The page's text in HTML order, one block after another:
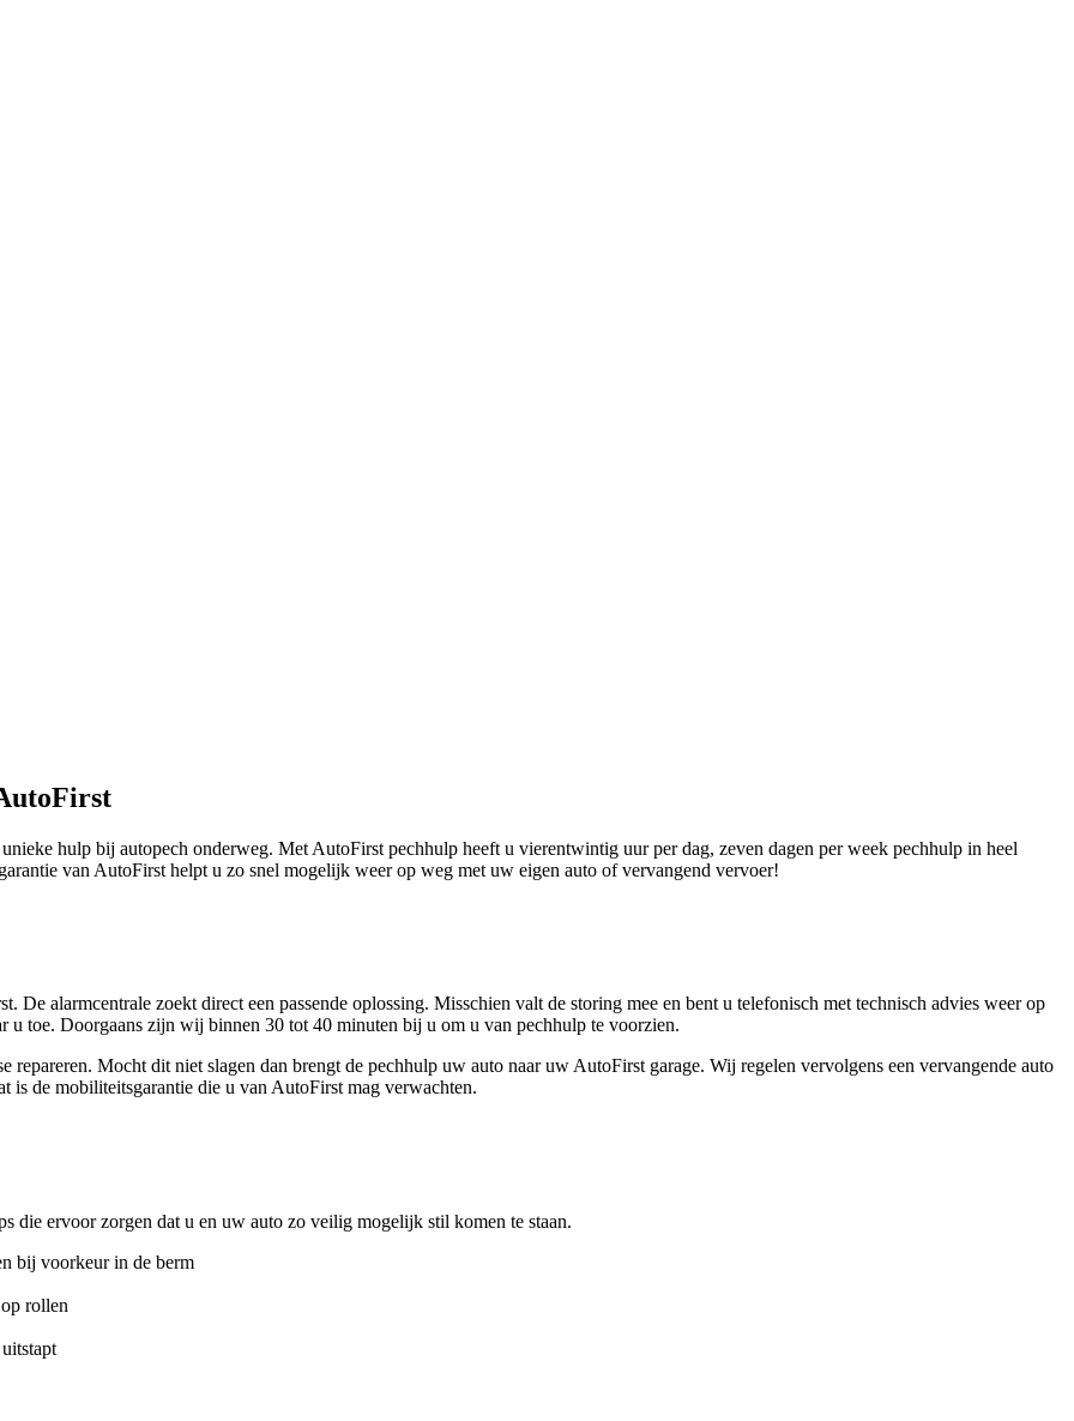
hulp bij autopech onderweg. Met AutoFirst pechhulp heeft u vierentwintig uur per dag, zeven dagen per week pechhulp in heel
van AutoFirst helpt u zo snel mogelijk weer op weg met uw eigen auto of vervangend vervoer!
De alarmcentrale zoekt direct een passende oplossing. Misschien valt de storing mee en bent u telefonisch met technisch advies weer op
u toe. Doorgaans zijn wij binnen 30 tot 40 minuten bij u om u van pechhulp te voorzien.
repareren. Mocht dit niet slagen dan brengt de pechhulp uw auto naar uw AutoFirst garage. Wij regelen vervolgens een vervangende auto
is de mobiliteitsgarantie die u van AutoFirst mag verwachten.
die ervoor zorgen dat u en uw auto zo veilig mogelijk stil komen te staan.
bij voorkeur in de berm
rollen